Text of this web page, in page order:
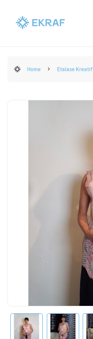
Home Etalase Kreatif